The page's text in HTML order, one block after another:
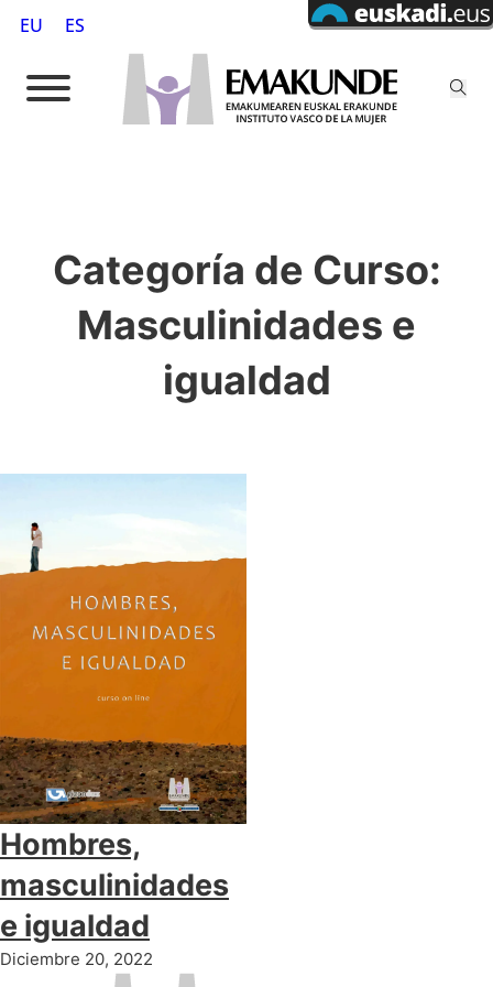
EU ES
Categoría de Curso:
Masculinidades e
igualdad
Hombres,
masculinidades
e igualdad
Diciembre 20, 2022